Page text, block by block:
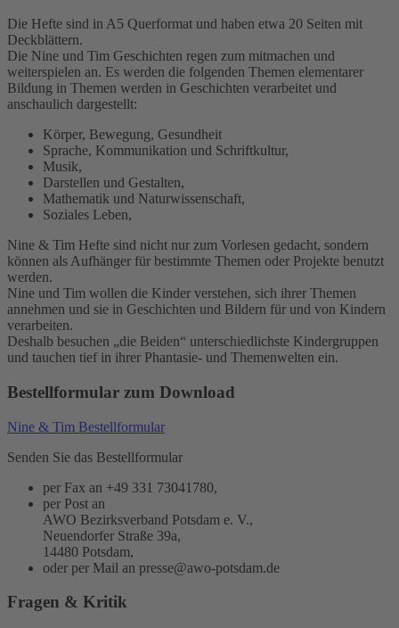
Die Hefte sind in A5 Querformat und haben etwa 20 Seiten mit
Deckblättern.
Die Nine und Tim Geschichten regen zum mitmachen und
weiterspielen an. Es werden die folgenden Themen elementarer
Bildung in Themen werden in Geschichten verarbeitet und
anschaulich dargestellt:
Körper, Bewegung, Gesundheit
Sprache, Kommunikation und Schriftkultur,
Musik,
Darstellen und Gestalten,
Mathematik und Naturwissenschaft,
Soziales Leben,
Nine & Tim Hefte sind nicht nur zum Vorlesen gedacht, sondern
können als Aufhänger für bestimmte Themen oder Projekte benutzt
werden.
Nine und Tim wollen die Kinder verstehen, sich ihrer Themen
annehmen und sie in Geschichten und Bildern für und von Kindern
verarbeiten.
Deshalb besuchen „die Beiden“ unterschiedlichste Kindergruppen
und tauchen tief in ihrer Phantasie- und Themenwelten ein.
Bestellformular zum Download
Nine & Tim Bestellformular
Senden Sie das Bestellformular
per Fax an +49 331 73041780,
per Post an
AWO Bezirksverband Potsdam e. V.,
Neuendorfer Straße 39a,
14480 Potsdam,
oder per Mail an presse@awo-potsdam.de
Fragen & Kritik